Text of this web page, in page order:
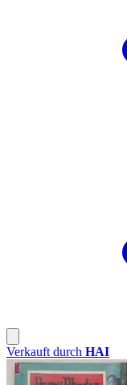
Verkauft durch HAI